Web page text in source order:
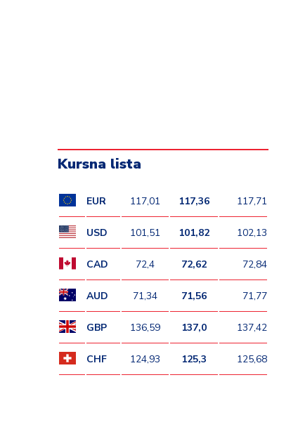
Kursna lista
EUR 117,01 117,36 117,71
USD 101,51 101,82 102,13
CAD 72,4 72,62 72,84
AUD 71,34 71,56 71,77
GBP 136,59 137,0 137,42
CHF 124,93 125,3 125,68